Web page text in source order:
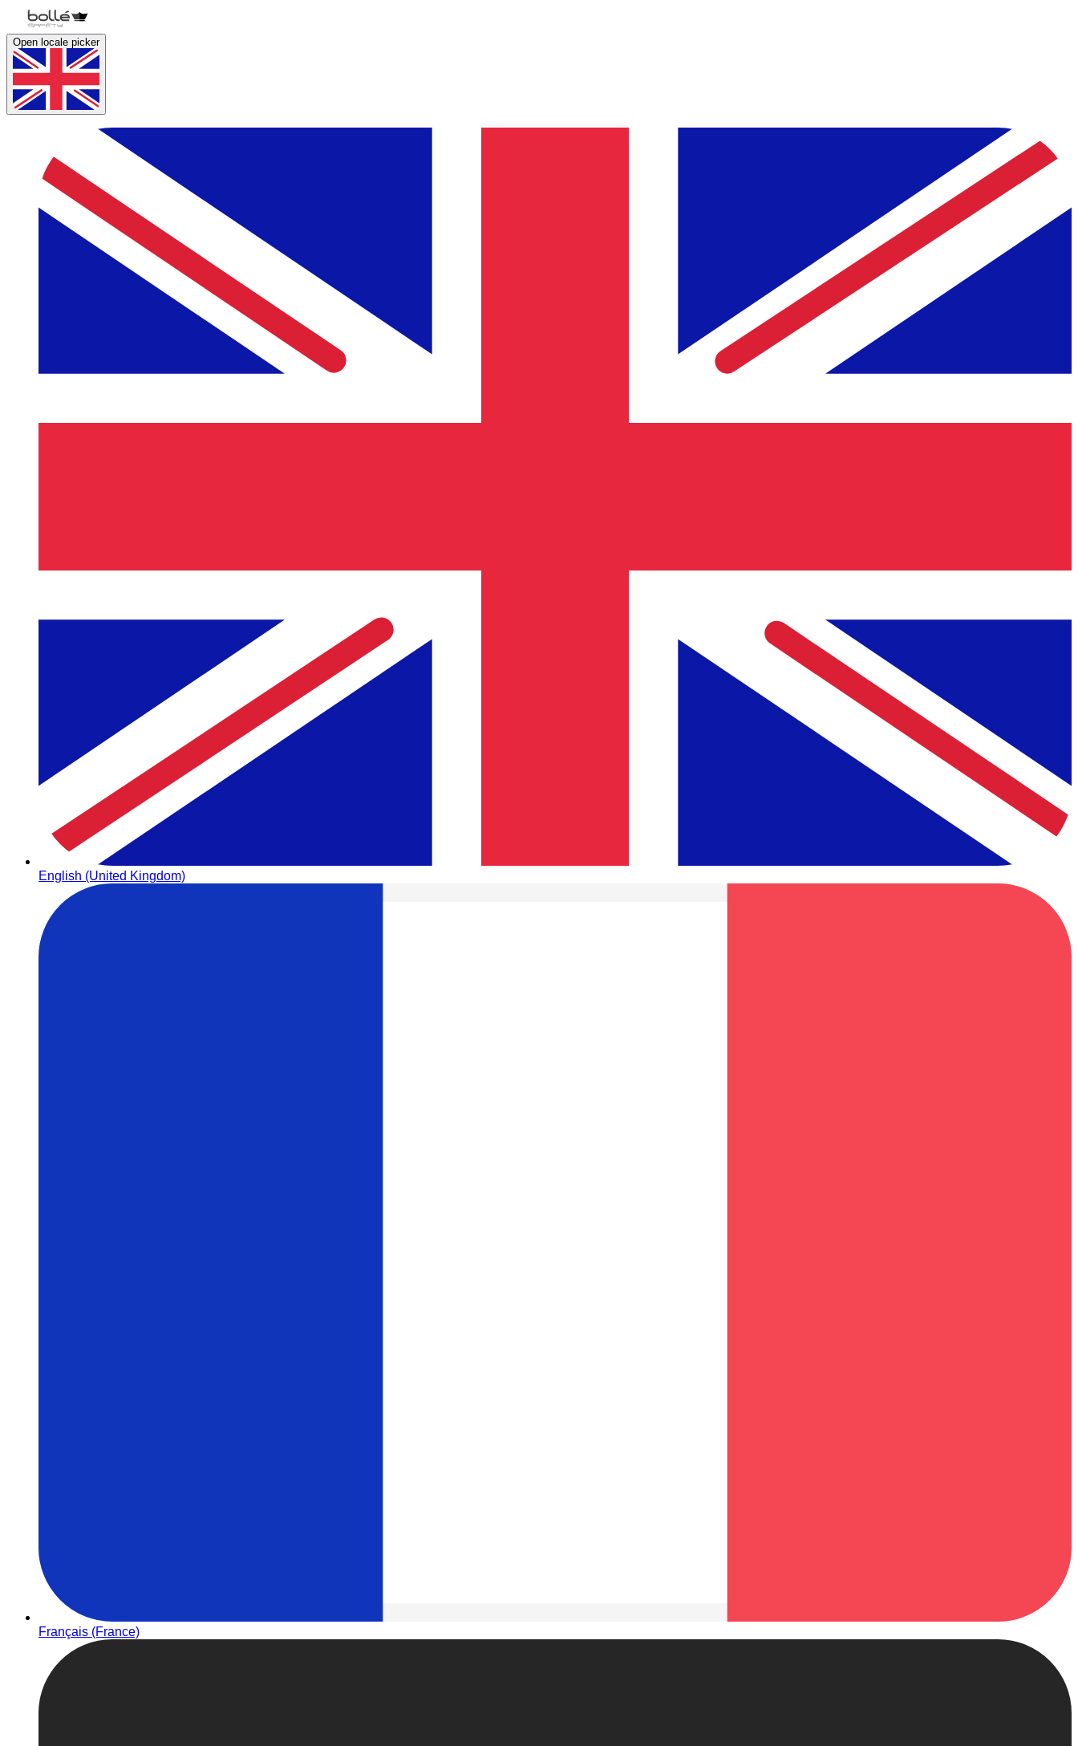
Open locale picker
English (United Kingdom)
Français (France)